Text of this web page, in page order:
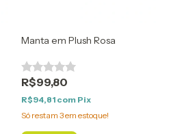
Manta em Plush Rosa
R$99,80
R$94,81 com Pix
Só restam 3em estoque!